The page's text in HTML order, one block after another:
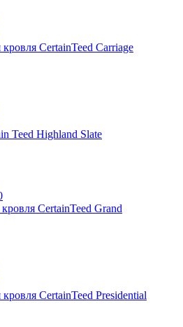
CertainTeed Carriage
Teed Highland Slate
CertainTeed Grand
CertainTeed Presidential